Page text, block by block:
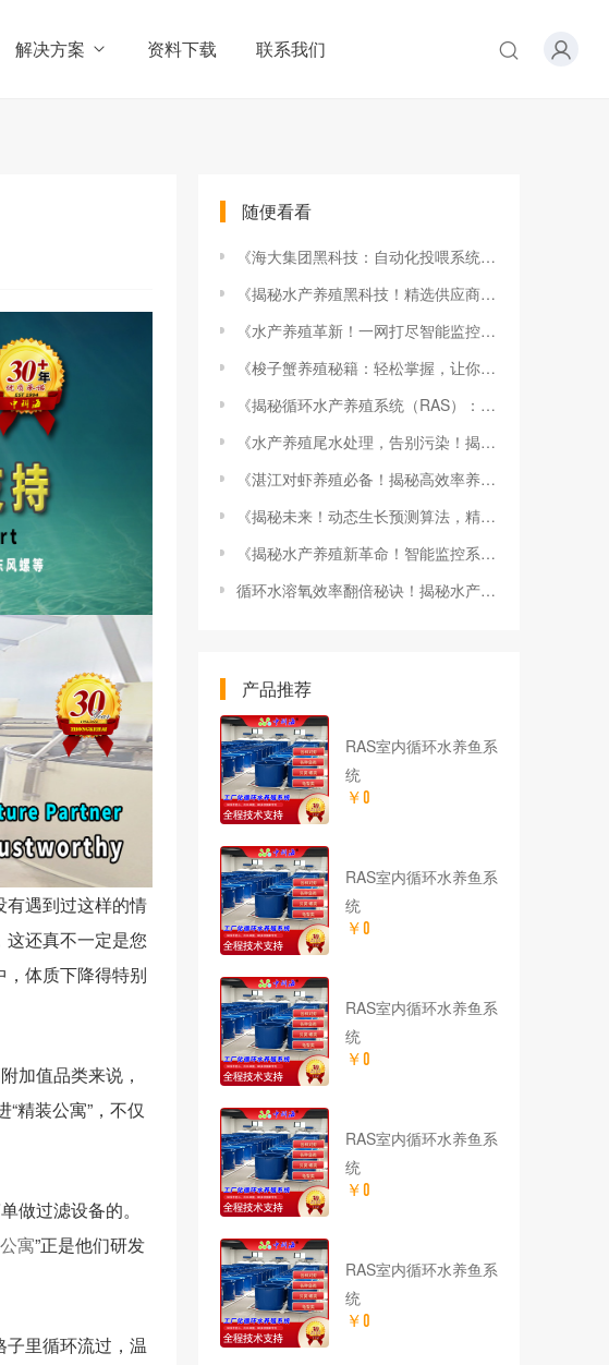
解决方案 资料下载 联系我们
有遇到过这样的情
还真不一定是您
体质下降得特别
加值品类来说，
“精装公寓”，不仅
做过滤设备的。
寓”正是他们研发
子里循环流过，温
随便看看
《海大集团黑科技：自动化投喂系统，养鱼养虾轻松如 breeze！》
《揭秘水产养殖黑科技！精选供应商，让你的养殖效益翻倍》
《水产养殖革新！一网打尽智能监控系统，养鱼养虾不求人！》
《梭子蟹养殖秘籍：轻松掌握，让你的梭子蟹养殖场大丰收！》
《揭秘循环水产养殖系统（RAS）：高效养鱼新革命，开启绿色养殖新时代！》
《水产养殖尾水处理，告别污染！揭秘高效排放处理系统》
《湛江对虾养殖必备！揭秘高效率养殖设备，让你的对虾产量翻倍！》
《揭秘未来！动态生长预测算法，精准养鱼养虾新利器》
《揭秘水产养殖新革命！智能监控系统让你养殖无忧》
循环水溶氧效率翻倍秘诀！揭秘水产养殖高效溶氧技巧
产品推荐
RAS室内循环水养鱼系
统
￥0
RAS室内循环水养鱼系
统
￥0
RAS室内循环水养鱼系
统
￥0
RAS室内循环水养鱼系
统
￥0
RAS室内循环水养鱼系
统
￥0